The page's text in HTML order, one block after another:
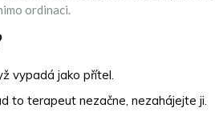
ordinaci.
vypadá jako přítel.
to terapeut nezačne, nezahájejte ji.